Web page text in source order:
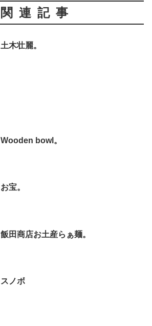
関連記事
土木壮麗。
Wooden bowl。
お宝。
飯田商店お土産らぁ麺。
スノボ